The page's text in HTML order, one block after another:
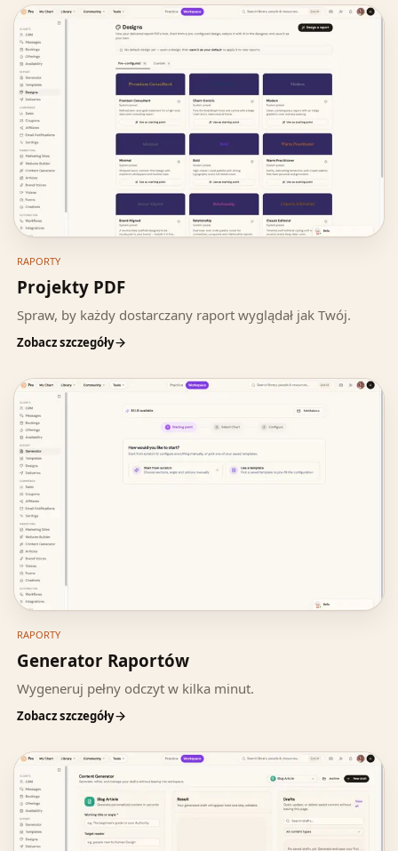
RAPORTY
Projekty PDF
Spraw, by każdy dostarczany raport wyglądał jak Twój.
Zobacz szczegóły
RAPORTY
Generator Raportów
Wygeneruj pełny odczyt w kilka minut.
Zobacz szczegóły